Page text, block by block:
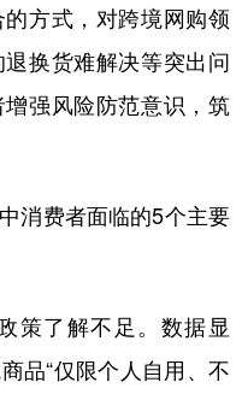
量子 体育
健康 军事
信息化 数字经济
能源 会展
时尚 悦读
方式，对跨境网购领
换货难解决等突出问
强风险防范意识，筑
费者面临的5个主要
了解不足。数据显
品“仅限个人自用、不